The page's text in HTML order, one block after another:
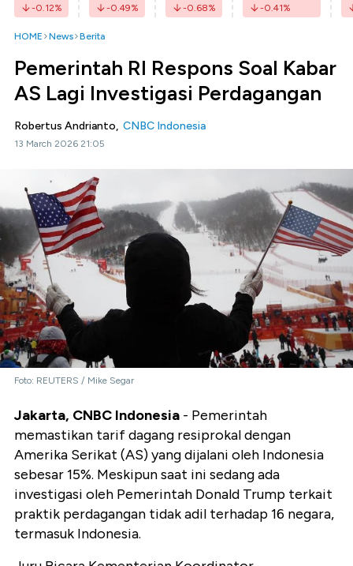
-0.12% -0.49% -0.68% -0.41%
HOME News Berita
Pemerintah RI Respons Soal Kabar
AS Lagi Investigasi Perdagangan
Robertus Andrianto, CNBC Indonesia
13 March 2026 21:05
Foto: REUTERS / Mike Segar
Jakarta, CNBC Indonesia - Pemerintah
memastikan tarif dagang resiprokal dengan
Amerika Serikat (AS) yang dijalani oleh Indonesia
sebesar 15%. Meskipun saat ini sedang ada
investigasi oleh Pemerintah Donald Trump terkait
praktik perdagangan tidak adil terhadap 16 negara,
termasuk Indonesia.